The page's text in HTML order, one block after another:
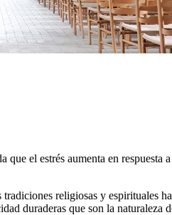
el estrés aumenta en
religiosas y espirituales
duraderas que son la naturaleza